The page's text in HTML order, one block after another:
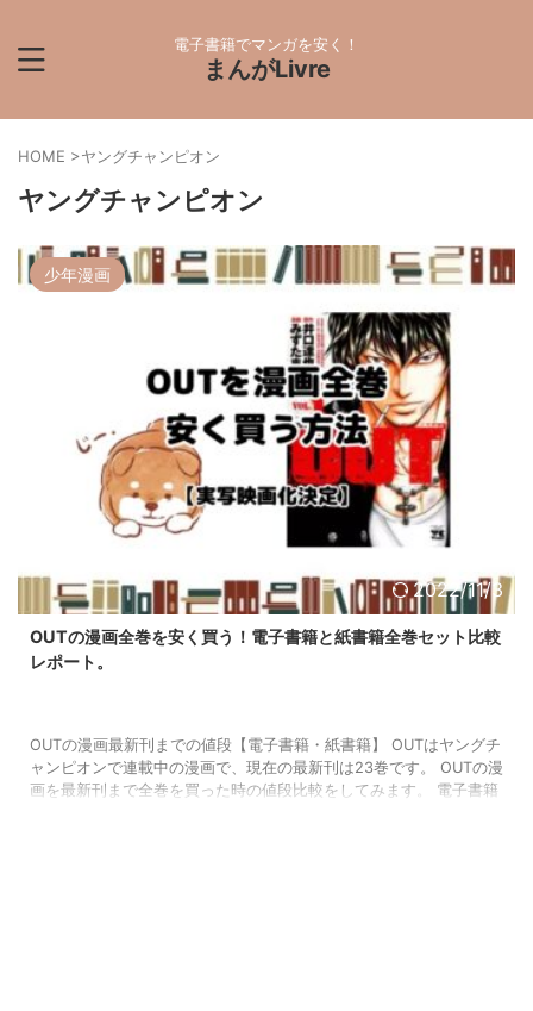
電子書籍でマンガを安く！
まんがLivre
HOME >ヤングチャンピオン
ヤングチャンピオン
少年漫画
2022/11/3
OUTの漫画全巻を安く買う！電子書籍と紙書籍全巻セット比較
レポート。
OUTの漫画最新刊までの値段【電子書籍・紙書籍】 OUTはヤングチ
ャンピオンで連載中の漫画で、現在の最新刊は23巻です。 OUTの漫
画を最新刊まで全巻を買った時の値段比較をしてみます。 電子書籍